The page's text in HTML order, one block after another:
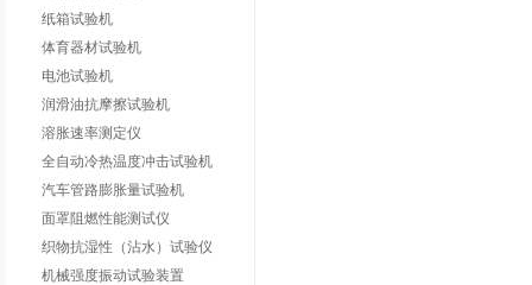
纸箱试验机
体育器材试验机
电池试验机
润滑油抗摩擦试验机
溶胀速率测定仪
全自动冷热温度冲击试验机
汽车管路膨胀量试验机
面罩阻燃性能测试仪
织物抗湿性（沾水）试验仪
机械强度振动试验装置